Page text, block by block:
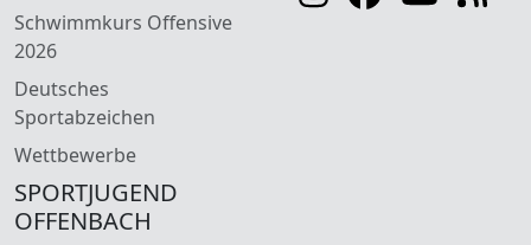
Schwimmkurs Offensive
2026
Deutsches
Sportabzeichen
Wettbewerbe
SPORTJUGEND
OFFENBACH